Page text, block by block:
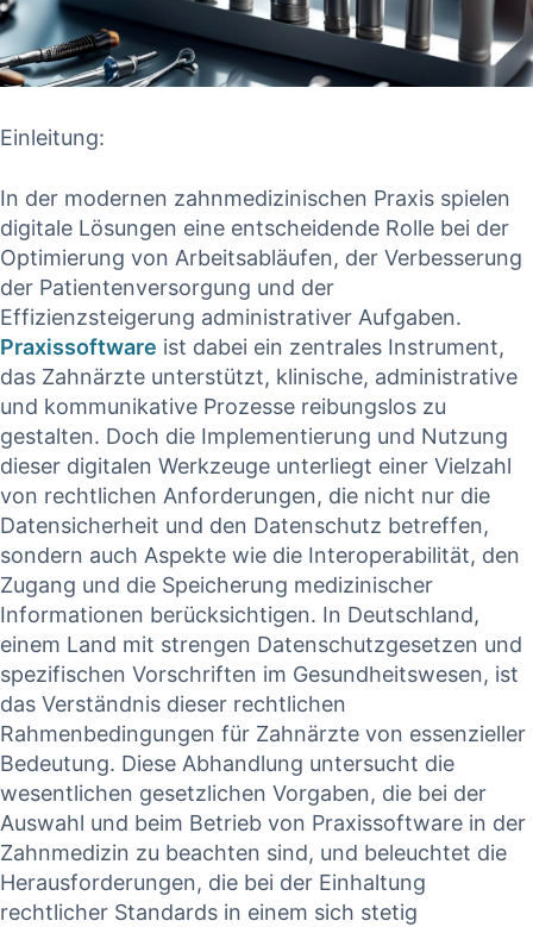
Einleitung:
In der modernen zahnmedizinischen ⁤Praxis‌ spielen
⁣digitale Lösungen eine entscheidende Rolle bei der
Optimierung ​von Arbeitsabläufen, der Verbesserung
der Patientenversorgung und der
Effizienzsteigerung administrativer⁢ Aufgaben.
Praxissoftware ist dabei ein zentrales Instrument,
das Zahnärzte unterstützt, klinische, administrative
‍und kommunikative Prozesse reibungslos‍ zu
gestalten. Doch die Implementierung ⁢und Nutzung
dieser ‍digitalen Werkzeuge⁣ unterliegt einer Vielzahl
von‌ rechtlichen Anforderungen, die⁤ nicht nur die
⁣Datensicherheit und⁣ den Datenschutz betreffen,
‍sondern auch‍ Aspekte wie die Interoperabilität, den
Zugang ⁤und ‌die Speicherung medizinischer
Informationen ‌berücksichtigen. In Deutschland,
einem Land mit strengen Datenschutzgesetzen und
spezifischen Vorschriften ‌im Gesundheitswesen, ist
das Verständnis dieser rechtlichen
Rahmenbedingungen für Zahnärzte von essenzieller
Bedeutung. Diese Abhandlung untersucht die​
wesentlichen gesetzlichen Vorgaben, die⁤ bei der ​
Auswahl und⁢ beim ‍Betrieb von Praxissoftware in der
‌Zahnmedizin ⁣zu beachten sind, ‌und beleuchtet ⁢die
⁢Herausforderungen, die bei ‌der Einhaltung
rechtlicher Standards in einem sich stetig